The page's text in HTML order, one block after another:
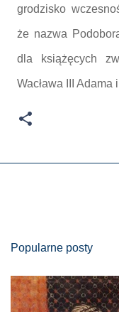
grodzisko
że nazwa
dla książęcych
Wacława III Adama
Popularne posty